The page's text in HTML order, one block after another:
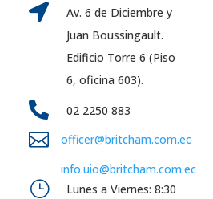

Av. 6 de Diciembre y
Juan Boussingault.
Edificio Torre 6 (Piso
6, oficina 603).
 02 2250 883

officer@britcham.com.ec
info.uio@britcham.com.ec
}
Lunes a Viernes: 8:30